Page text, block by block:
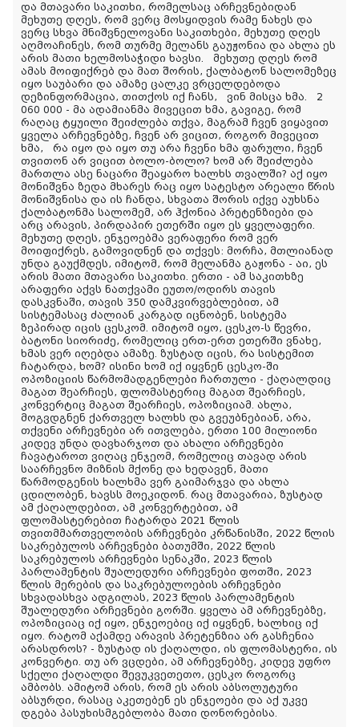
და მთავარი საკითხი, რომელსაც არჩევნებიდან
მეხუთე დღეს, რომ ვერც მოსყიდვის რამე ნახეს და
ვერც სხვა მნიშვნელოვანი საკითხები, მეხუთე დღეს
აღმოაჩინეს, რომ თურმე მელანს გაუჟონია და ახლა ეს
არის მათი ხელმოსაჭიდი ხავსი. მეხუთე დღეს რომ
ამას მოიფიქრებ და მათ შორის, ქალბატონ სალომეზეც
იყო საუბარი და ამაზე ცალკე ვრცელდებოდა
დეზინფორმაცია, თითქოს იქ ჩანს, ვინ მისცა ხმა. 2
060 000 - მა ადამიანმა მივეცით ხმა, გავიგე, რომ
რაღაც ტყუილი შეიძლება თქვა, მაგრამ ჩვენ ვიყავით
ყველა არჩევნებზე, ჩვენ არ ვიცით, როგორ მივეცით
ხმა, რა იყო და იყო თუ არა ჩვენი ხმა ფარული, ჩვენ
თვითონ არ ვიცით ბოლო-ბოლო? ხომ არ შეიძლება
მართლა ასე ნაცარი შეაყარო ხალხს თვალში? აქ იყო
მონიშვნა ზედა მხარეს რაც იყო სატესტო არეალი წრის
მონიშვნისა და ის ჩანდა, სხვათა შორის იქვე აუხსნა
ქალბატონმა სალომემ, არ ჰქონია პრეტენზიები და
არც არავის, პირდაპირ ეთერში იყო ეს ყველაფერი.
მეხუთე დღეს, ენჯეოებმა ვერაფერი რომ ვერ
მოიფიქრეს, გამოვიდნენ და თქვეს: მორჩა, მთლიანად
უნდა გაუქმდეს, იმიტომ, რომ მელანმა გაჟონა - აი, ეს
არის მათი მთავარი საკითხი. ერთი - ამ საკითხზე
არაფერი აქვს ნათქვამი ეუთო/ოდირს თავის
დასკვნაში, თავის 350 დამკვირვებლებით, ამ
სისტემასაც ძალიან კარგად იცნობენ, სისტემა
ზეპირად იცის ცესკომ. იმიტომ იყო, ცესკო-ს წევრი,
ბატონი სიორიძე, რომელიც ერთ-ერთ ეთერში ვნახე,
ხმას ვერ იღებდა ამაზე. ზუსტად იცის, რა სისტემით
ჩატარდა, ხომ? ისინი ხომ იქ იყვნენ ცესკო-ში
ოპოზიციის წარმომადგენლები ჩართული - ქაღალდიც
მაგათ შეარჩიეს, ფლომასტერიც მაგათ შეარჩიეს,
კონვერტიც მაგათ შეარჩიეს, ოპოზიციამ. ახლა,
მოგვდგნენ ქართველ ხალხს და გვეუბნებიან, არა,
თქვენი არჩევნები არ ითვლება, ერთი 100 მილიონი
კიდევ უნდა დავხარჯოთ და ახალი არჩევნები
ჩავატაროთ ვიღაც ენჯეომ, რომელიც თავად არის
საარჩევნო მიზნის მქონე და ხედავენ, მათი
წარმოდგენის ხალხმა ვერ გაიმარჯვა და ახლა
ცდილობენ, ხავსს მოეკიდონ. რაც მთავარია, ზუსტად
ამ ქაღალდებით, ამ კონვერტებით, ამ
ფლომასტერებით ჩატარდა 2021 წლის
თვითმმართველობის არჩევნები კრწანისში, 2022 წლის
საკრებულოს არჩევნები ბათუმში, 2022 წლის
საკრებულოს არჩევნები სენაკში, 2023 წლის
პარლამენტის შუალედური არჩევნები ფოთში, 2023
წლის მერების და საკრებულოების არჩევნები
სხვადასხვა ადგილას, 2023 წლის პარლამენტის
შუალედური არჩევნები გორში. ყველა ამ არჩევნებზე,
ოპოზიციაც იქ იყო, ენჯეოებიც იქ იყვნენ, ხალხიც იქ
იყო. რატომ აქამდე არავის პრეტენზია არ გასჩენია
არასდროს? - ზუსტად ის ქაღალდი, ის ფლომასტერი, ის
კონვერტი. თუ არ ვცდები, ამ არჩევნებზე, კიდევ უფრო
სქელი ქაღალდი შევუკვეთეთო, ცესკო როგორც
ამბობს. ამიტომ არის, რომ ეს არის აბსოლუტური
აბსურდი, რასაც აკეთებენ ეს ენჯეოები და აქ უკვე
დგება პასუხისმგებლობა მათი დონორებისა.